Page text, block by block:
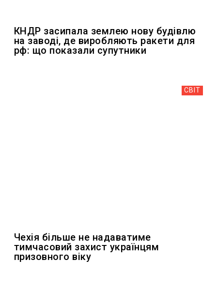
КНДР засипала землею нову будівлю
на заводі, де виробляють ракети для
рф: що показали супутники
СВІТ
Чехія більше не надаватиме
тимчасовий захист українцям
призовного віку